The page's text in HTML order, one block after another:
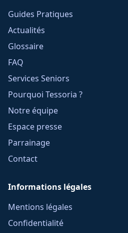
Guides Pratiques
Actualités
Glossaire
FAQ
Services Seniors
Pourquoi Tessoria ?
Notre équipe
Espace presse
Parrainage
Contact
Informations légales
Mentions légales
Confidentialité